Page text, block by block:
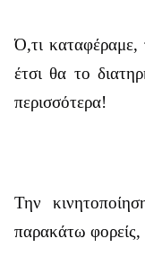
Ό,τι
έτσι θα το
περισσότερα!
Την
παρακάτω φορείς,